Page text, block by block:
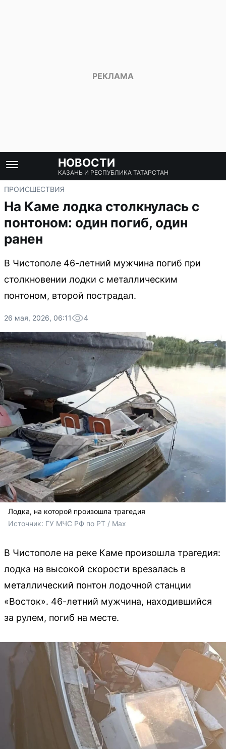
НОВОСТИ
КАЗАНЬ И РЕСПУБЛИКА ТАТАРСТАН
ПРОИСШЕСТВИЯ
На Каме лодка столкнулась с
понтоном: один погиб, один
ранен
В Чистополе 46-летний мужчина погиб при
столкновении лодки с металлическим
понтоном, второй пострадал.
26 мая, 2026, 06:11 4
Лодка, на которой произошла трагедия
Источник: ГУ МЧС РФ по РТ / Max
В Чистополе на реке Каме произошла трагедия:
лодка на высокой скорости врезалась в
металлический понтон лодочной станции
«Восток». 46-летний мужчина, находившийся
за рулем, погиб на месте.